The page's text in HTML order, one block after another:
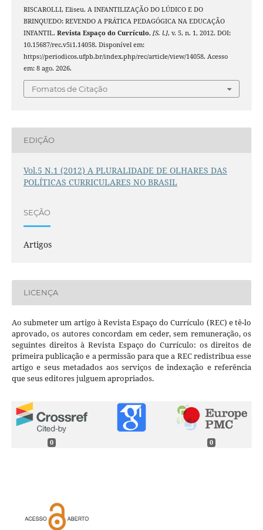
RISCAROLLI, Eliseu. A INFANTILIZAÇÃO DO LÚDICO E DO
BRINQUEDO: REVENDO A PRÁTICA PEDAGÓGICA NA EDUCAÇÃO
INFANTIL. Revista Espaço do Currículo, [S. l.], v. 5, n. 1, 2012. DOI:
10.15687/rec.v5i1.14058. Disponível em:
https://periodicos.ufpb.br/index.php/rec/article/view/14058. Acesso
em: 8 ago. 2026.
Fomatos de Citação
EDIÇÃO
Vol.5 N.1 (2012) A PLURALIDADE DE OLHARES DAS
POLÍTICAS CURRICULARES NO BRASIL
SEÇÃO
Artigos
LICENÇA
Ao submeter um artigo à Revista Espaço do Currículo (REC) e tê-lo
aprovado, os autores concordam em ceder, sem remuneração, os
seguintes direitos à Revista Espaço do Currículo: os direitos de
primeira publicação e a permissão para que a REC redistribua esse
artigo e seus metadados aos serviços de indexação e referência
que seus editores julguem apropriados.
0 0